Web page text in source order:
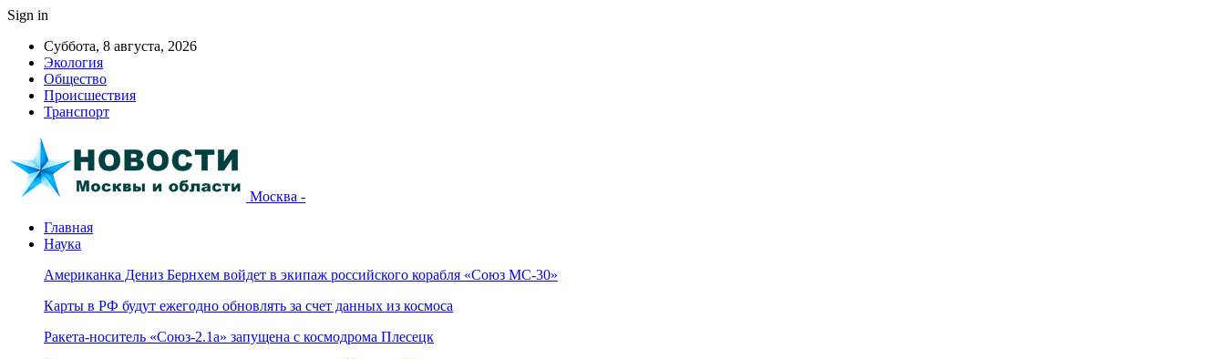
Sign in
Суббота, 8 августа, 2026
Экология
Общество
Происшествия
Транспорт
Москва -
Главная
Наука
Американка Дениз Бернхем войдет в экипаж российского корабля «Союз МС-30»
Карты в РФ будут ежегодно обновлять за счет данных из космоса
Ракета-носитель «Союз-2.1а» запущена с космодрома Плесецк